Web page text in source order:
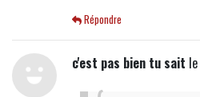
Répondre
c'est pas bien tu sait